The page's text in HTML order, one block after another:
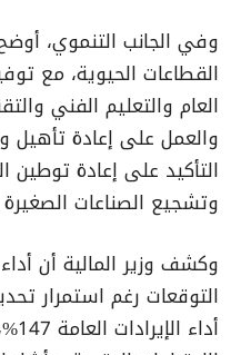
وفي الجانب التنموي،
القطاعات الحيوية، مع
العام والتعليم الفني
والعمل على إعادة تأهيل
التأكيد على إعادة توطين
وتشجيع الصناعات
التوقعات رغم استمرار